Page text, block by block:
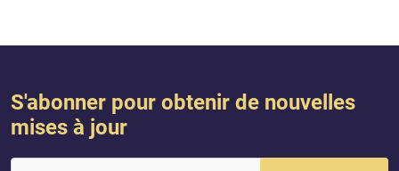
S'abonner pour obtenir de nouvelles
mises à jour